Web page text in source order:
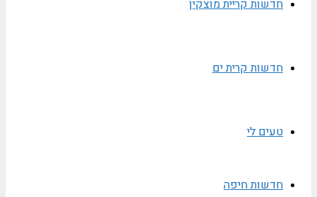
חדשות קריית מוצקין
חדשות קרית ים
טעים לי
חדשות חיפה